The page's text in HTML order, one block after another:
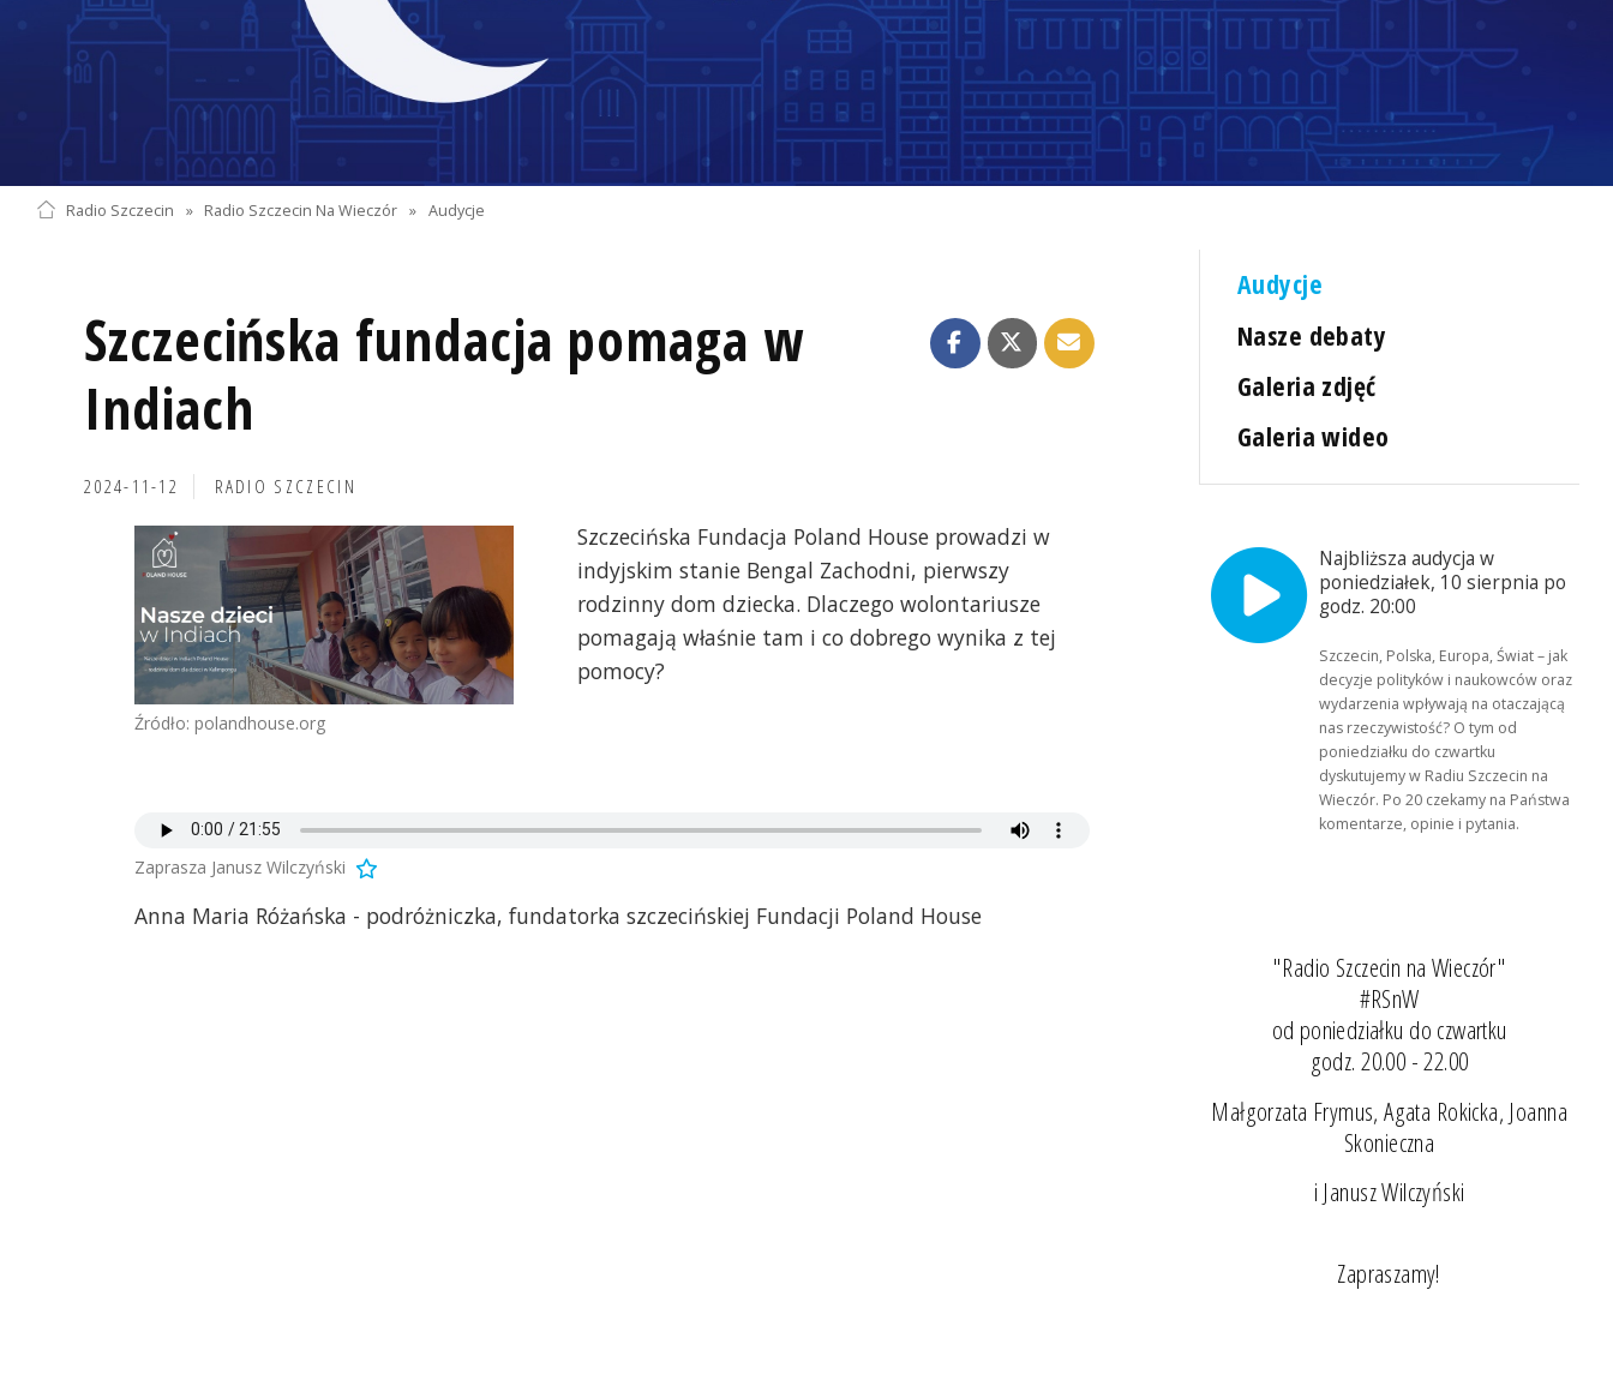
Radio Szczecin » Radio Szczecin Na Wieczór » Audycje
Szczecińska fundacja pomaga w
Indiach
2024-11-12 RADIO SZCZECIN
Źródło: polandhouse.org
Szczecińska Fundacja Poland House prowadzi w
indyjskim stanie Bengal Zachodni, pierwszy
rodzinny dom dziecka. Dlaczego wolontariusze
pomagają właśnie tam i co dobrego wynika z tej
pomocy?
Zaprasza Janusz Wilczyński
Anna Maria Różańska - podróżniczka, fundatorka szczecińskiej Fundacji Poland House
Audycje
Nasze debaty
Galeria zdjęć
Galeria wideo
Najbliższa audycja w
poniedziałek, 10 sierpnia po
godz. 20:00
Szczecin, Polska, Europa, Świat – jak
decyzje polityków i naukowców oraz
wydarzenia wpływają na otaczającą
nas rzeczywistość? O tym od
poniedziałku do czwartku
dyskutujemy w Radiu Szczecin na
Wieczór. Po 20 czekamy na Państwa
komentarze, opinie i pytania.
"Radio Szczecin na Wieczór"
#RSnW
od poniedziałku do czwartku
godz. 20.00 - 22.00
Małgorzata Frymus, Agata Rokicka, Joanna
Skonieczna
i Janusz Wilczyński
Zapraszamy!